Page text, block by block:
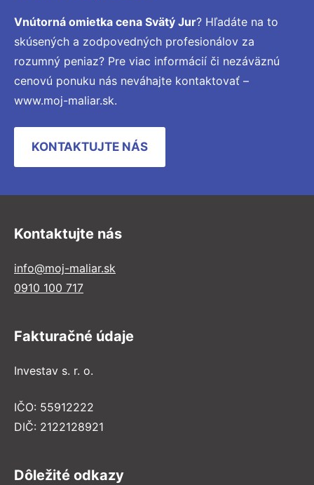
Vnútorná omietka cena Svätý Jur? Hľadáte na to
skúsených a zodpovedných profesionálov za
rozumný peniaz? Pre viac informácií či nezáväznú
cenovú ponuku nás neváhajte kontaktovať –
www.moj-maliar.sk.
KONTAKTUJTE NÁS
Kontaktujte nás
info@moj-maliar.sk
0910 100 717
Fakturačné údaje
Investav s. r. o.
IČO: 55912222
DIČ: 2122128921
Dôležité odkazy